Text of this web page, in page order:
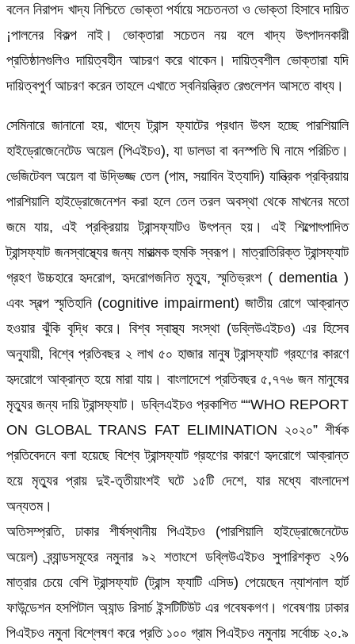
বলেন নিরাপদ খাদ্য নিশ্চিতে ভোক্তা পর্যায়ে সচেতনতা ও ভোক্তা হিসাবে দায়িত
¡পালনের বিকল্প নাই। ভোক্তারা সচেতন নয় বলে খাদ্য উৎপাদনকারী
প্রতিষ্ঠানগুলিও দায়িত্বহীন আচরণ করে থাকেন। দায়িত্বশীল ভোক্তারা যদি
দায়িত্বপুর্ণ আচরণ করেন তাহলে এখাতে স্বনিয়ন্ত্রিত রেগুলেশন আসতে বাধ্য।
সেমিনারে জানানো হয়, খাদ্যে ট্রান্স ফ্যাটের প্রধান উৎস হচ্ছে পারশিয়ালি
হাইড্রোজেনেটেড অয়েল (পিএইচও), যা ডালডা বা বনস্পতি ঘি নামে পরিচিত।
ভেজিটেবল অয়েল বা উদ্ভিজ্জ তেল (পাম, সয়াবিন ইত্যাদি) যান্ত্রিক প্রক্রিয়ায়
পারশিয়ালি হাইড্রোজেনেশন করা হলে তেল তরল অবস্থা থেকে মাখনের মতো
জমে যায়, এই প্রক্রিয়ায় ট্রান্সফ্যাটও উৎপন্ন হয়। এই শিল্পোৎপাদিত
ট্রান্সফ্যাট জনস্বাস্থ্যের জন্য মারাত্মক হুমকি স্বরূপ। মাত্রাতিরিক্ত ট্রান্সফ্যাট
গ্রহণ উচ্চহারে হৃদরোগ, হৃদরোগজনিত মৃত্যু, স্মৃতিভ্রংশ ( dementia )
এবং স্বল্প স্মৃতিহানি (cognitive impairment) জাতীয় রোগে আক্রান্ত
হওয়ার ঝুঁকি বৃদ্ধি করে। বিশ্ব স্বাস্থ্য সংস্থা (ডব্লিউএইচও) এর হিসেব
অনুযায়ী, বিশ্বে প্রতিবছর ২ লাখ ৫০ হাজার মানুষ ট্রান্সফ্যাট গ্রহণের কারণে
হৃদরোগে আক্রান্ত হয়ে মারা যায়। বাংলাদেশে প্রতিবছর ৫,৭৭৬ জন মানুষের
মৃত্যুর জন্য দায়ি ট্রান্সফ্যাট। ডব্লিএইচও প্রকাশিত ““WHO REPORT
ON GLOBAL TRANS FAT ELIMINATION ২০২০” শীর্ষক
প্রতিবেদনে বলা হয়েছে বিশ্বে ট্রান্সফ্যাট গ্রহণের কারণে হৃদরোগে আক্রান্ত
হয়ে মৃত্যুর প্রায় দুই-তৃতীয়াংশই ঘটে ১৫টি দেশে, যার মধ্যে বাংলাদেশ
অন্যতম।
অতিসম্প্রতি, ঢাকার শীর্ষস্থানীয় পিএইচও (পারশিয়ালি হাইড্রোজেনেটেড
অয়েল) ব্র্যান্ডসমূহের নমুনার ৯২ শতাংশে ডব্লিউএইচও সুপারিশকৃত ২%
মাত্রার চেয়ে বেশি ট্রান্সফ্যাট (ট্রান্স ফ্যাটি এসিড) পেয়েছেন ন্যাশনাল হার্ট
ফাউন্ডেশন হসপিটাল অ্যান্ড রিসার্চ ইন্সটিটিউট এর গবেষকগণ। গবেষণায় ঢাকার
পিএইচও নমুনা বিশ্লেষণ করে প্রতি ১০০ গ্রাম পিএইচও নমুনায় সর্বোচ্চ ২০.৯